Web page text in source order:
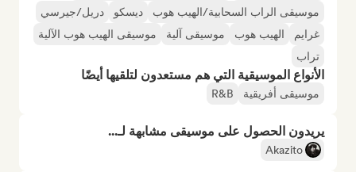
موسيقى الراب السحابية/الهيب هوب
ديسكو
دريل/جيرسي
غرايم
الهيب هوب موسيقى آلية
موسيقى الهيب هوب الآلية
تراب
الأنواع الموسيقية التي هم مستعدون لتلقيها أيضًا
موسيقى أفريقية R&B
يريدون الحصول على موسيقى مشابهة لـ...
Akazito